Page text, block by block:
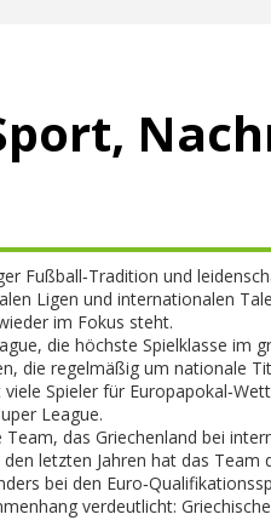
Fußball‑Tradition und
Ligen und internationalen
im Fokus steht.
, die höchste Spielklasse im
die regelmäßig um nationale
Spieler für
League.
Team, das Griechenland bei
letzten Jahren hat das
bei den
verdeutlicht: